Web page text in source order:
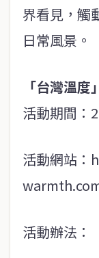
界看見，觸
日常風景。
「台灣溫
活動期間：
活動網站
活動辦法：